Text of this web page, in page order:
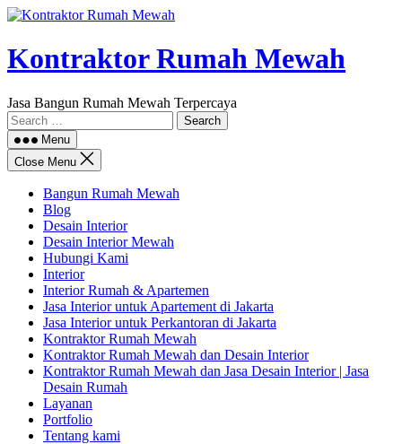
Skip
content
Kontraktor Rumah Mewah
Jasa Bangun Rumah Mewah Terpercaya
Search
for:
Menu
Close Menu
Bangun Rumah Mewah
Blog
Desain Interior
Desain Interior Mewah
Hubungi Kami
Interior
Interior Rumah & Apartemen
Jasa Interior untuk Apartement di Jakarta
Jasa Interior untuk Perkantoran di Jakarta
Kontraktor Rumah Mewah
Kontraktor Rumah Mewah dan Desain Interior
Kontraktor Rumah Mewah dan Jasa Desain Interior | Jasa
Desain Rumah
Layanan
Portfolio
Tentang kami